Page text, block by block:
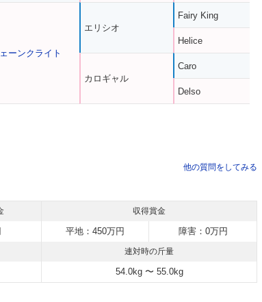
ーンクライト
エリシオ
カロギャル
Fairy King
Helice
Caro
Delso
他の質問をしてみる
収得賞金
平地：450万円 障害：0万円
連対時の斤量
54.0kg 〜 55.0kg